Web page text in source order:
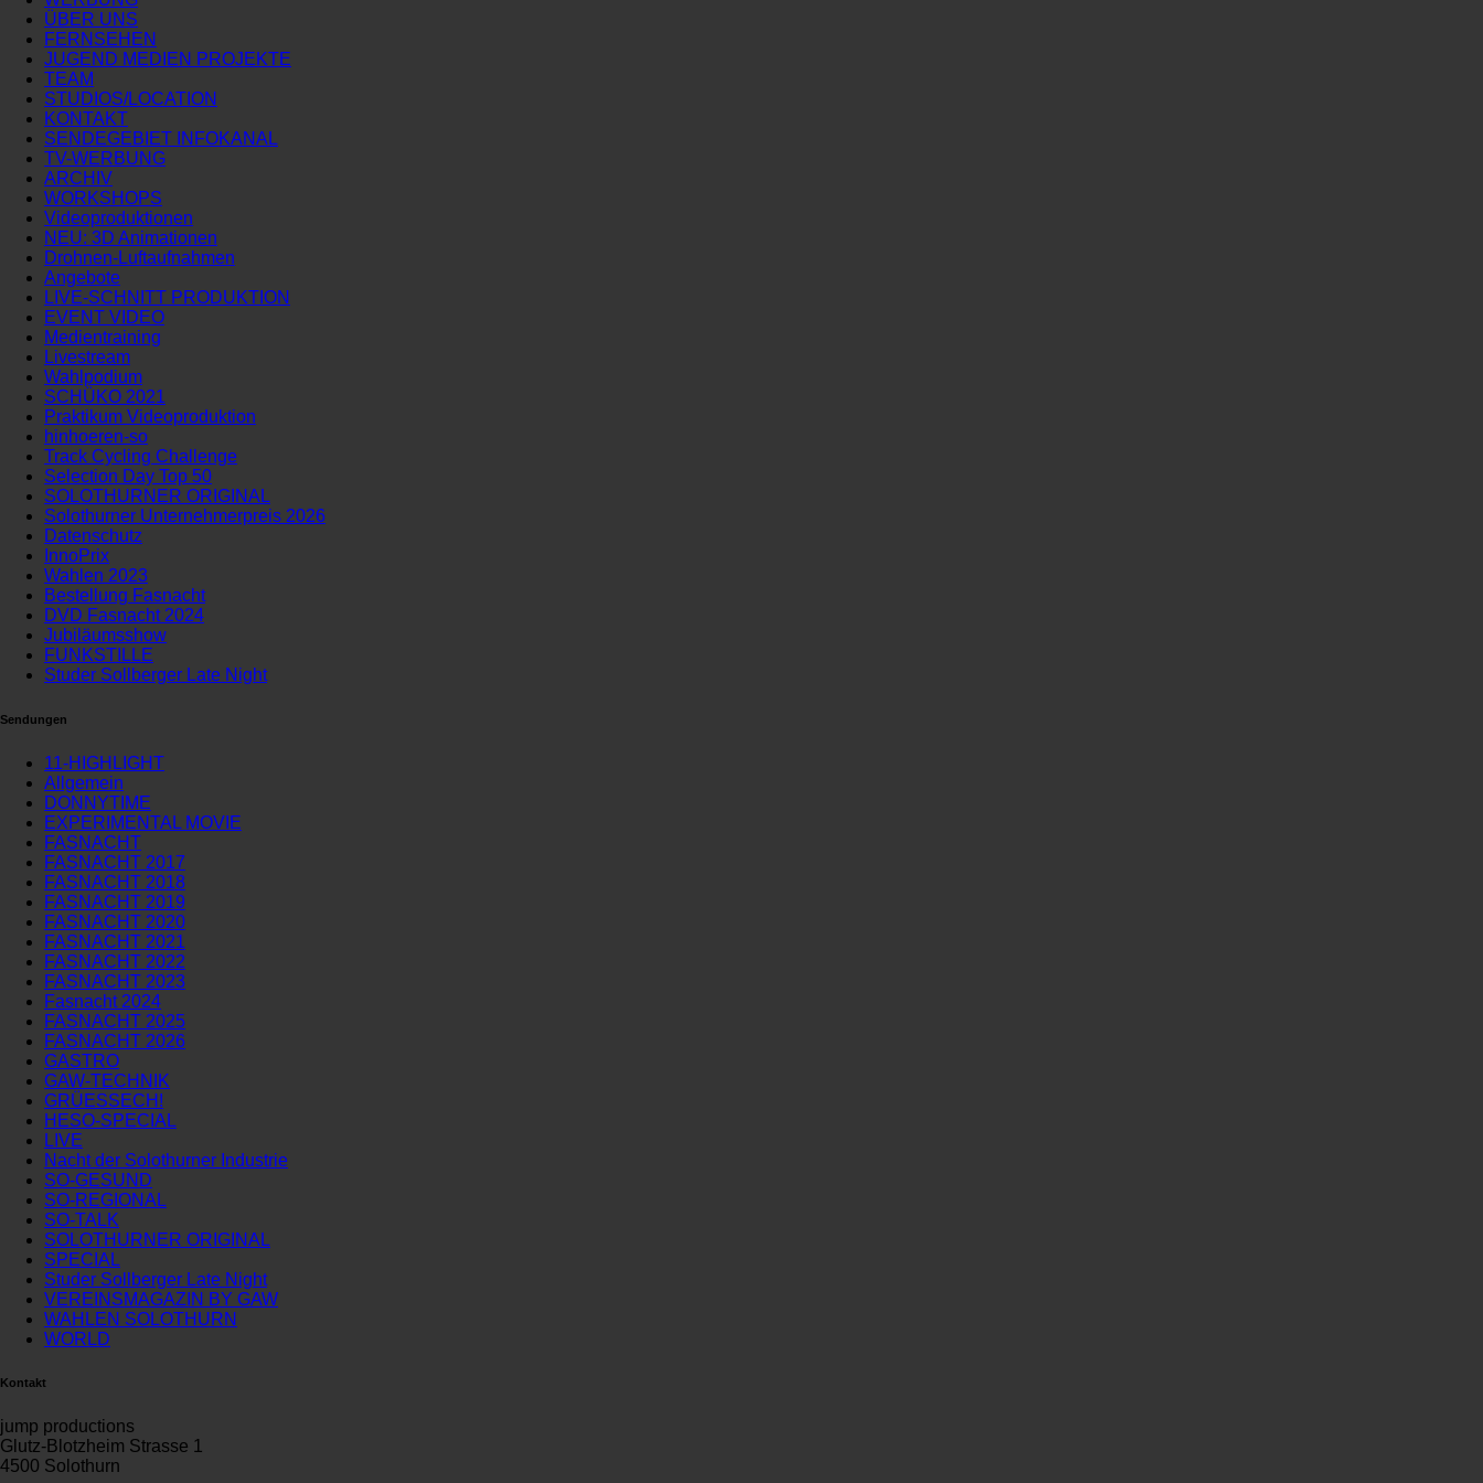
ÜBER UNS
FERNSEHEN
JUGEND MEDIEN PROJEKTE
TEAM
STUDIOS/LOCATION
KONTAKT
SENDEGEBIET INFOKANAL
TV-WERBUNG
ARCHIV
WORKSHOPS
Videoproduktionen
NEU: 3D Animationen
Drohnen-Luftaufnahmen
Angebote
LIVE-SCHNITT PRODUKTION
EVENT VIDEO
Medientraining
Livestream
Wahlpodium
SCHÜKO 2021
Praktikum Videoproduktion
hinhoeren-so
Track Cycling Challenge
Selection Day Top 50
SOLOTHURNER ORIGINAL
Solothurner Unternehmerpreis 2026
Datenschutz
InnoPrix
Wahlen 2023
Bestellung Fasnacht
DVD Fasnacht 2024
Jubiläumsshow
FUNKSTILLE
Studer Sollberger Late Night
Sendungen
11-HIGHLIGHT
Allgemein
DONNYTIME
EXPERIMENTAL MOVIE
FASNACHT
FASNACHT 2017
FASNACHT 2018
FASNACHT 2019
FASNACHT 2020
FASNACHT 2021
FASNACHT 2022
FASNACHT 2023
Fasnacht 2024
FASNACHT 2025
FASNACHT 2026
GASTRO
GAW-TECHNIK
GRÜESSECH!
HESO-SPECIAL
LIVE
Nacht der Solothurner Industrie
SO-GESUND
SO-REGIONAL
SO-TALK
SOLOTHURNER ORIGINAL
SPECIAL
Studer Sollberger Late Night
VEREINSMAGAZIN BY GAW
WAHLEN SOLOTHURN
WORLD
Kontakt
jump productions
Glutz-Blotzheim Strasse 1
4500 Solothurn